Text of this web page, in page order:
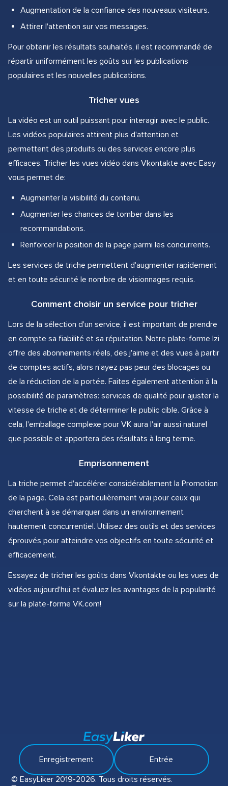
Augmentation de la confiance des nouveaux visiteurs.
Attirer l'attention sur vos messages.
Pour obtenir les résultats souhaités, il est recommandé de
répartir uniformément les goûts sur les publications
populaires et les nouvelles publications.
Tricher vues
La vidéo est un outil puissant pour interagir avec le public.
Les vidéos populaires attirent plus d'attention et
permettent des produits ou des services encore plus
efficaces. Tricher les vues vidéo dans Vkontakte avec Easy
vous permet de:
Augmenter la visibilité du contenu.
Augmenter les chances de tomber dans les
recommandations.
Renforcer la position de la page parmi les concurrents.
Les services de triche permettent d'augmenter rapidement
et en toute sécurité le nombre de visionnages requis.
Comment choisir un service pour tricher
Lors de la sélection d'un service, il est important de prendre
en compte sa fiabilité et sa réputation. Notre plate-forme Izi
offre des abonnements réels, des j'aime et des vues à partir
de comptes actifs, alors n'ayez pas peur des blocages ou
de la réduction de la portée. Faites également attention à la
possibilité de paramètres: services de qualité pour ajuster la
vitesse de triche et de déterminer le public cible. Grâce à
cela, l'emballage complexe pour VK aura l'air aussi naturel
que possible et apportera des résultats à long terme.
Emprisonnement
La triche permet d'accélérer considérablement la Promotion
de la page. Cela est particulièrement vrai pour ceux qui
cherchent à se démarquer dans un environnement
hautement concurrentiel. Utilisez des outils et des services
éprouvés pour atteindre vos objectifs en toute sécurité et
efficacement.
Essayez de tricher les goûts dans Vkontakte ou les vues de
vidéos aujourd'hui et évaluez les avantages de la popularité
sur la plate-forme VK.com!
Enregistrement
Entrée
© EasyLiker 2019-2026. Tous droits réservés.